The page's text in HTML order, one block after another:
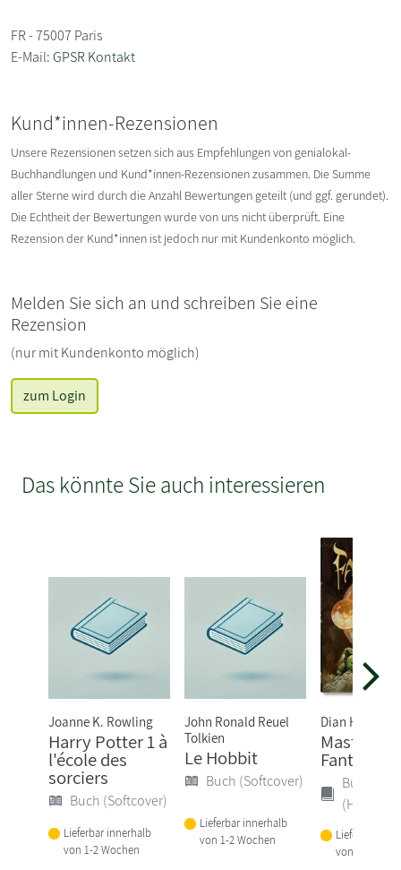
FR - 75007 Paris
E-Mail:GPSR Kontakt
Kund*innen-Rezensionen
Unsere Rezensionen setzen sich aus Empfehlungen von genialokal-
Buchhandlungen und Kund*innen-Rezensionen zusammen. Die Summe
aller Sterne wird durch die Anzahl Bewertungen geteilt (und ggf. gerundet).
Die Echtheit der Bewertungen wurde von uns nicht überprüft. Eine
Rezension der Kund*innen ist jedoch nur mit Kundenkonto möglich.
Melden Sie sich an und schreiben Sie eine
Rezension
(nur mit Kundenkonto möglich)
zum Login
Das könnte Sie auch interessieren
Joanne K. Rowling
Harry Potter 1 à
l'école des
sorciers
Buch (Softcover)
Lieferbar innerhalb
von 1-2 Wochen
John Ronald Reuel
Tolkien
Le Hobbit
Buch (Softcover)
Lieferbar innerhalb
von 1-2 Wochen
Dian Hanson
Fantasy
Buch
Lieferbar
von 1-2